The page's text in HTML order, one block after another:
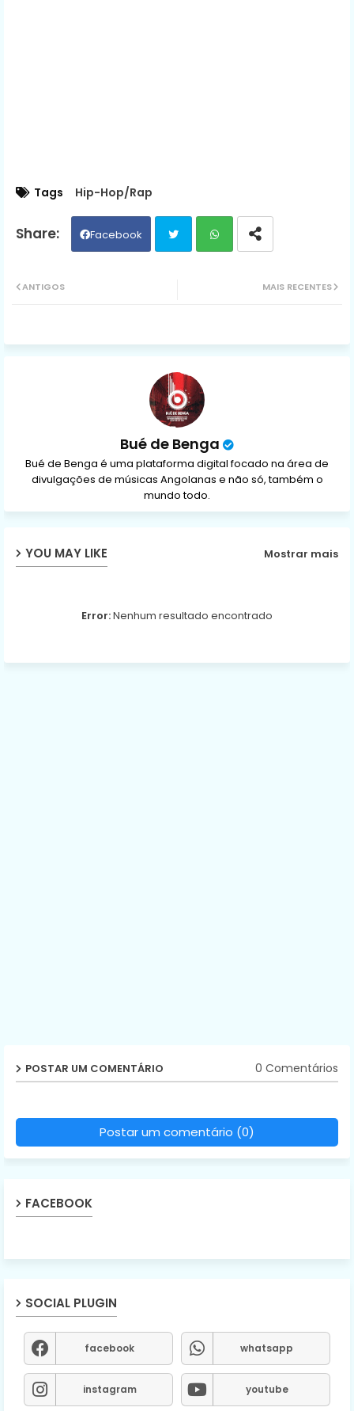
Tags Hip-Hop/Rap
Facebook
ap
MAIS RECENTES
ANTIGOS
Bué de Benga
Bué de Benga é uma plataforma digital focado na área de
divulgações de músicas Angolanas e não só, também o
mundo todo.
YOU MAY LIKE Mostrar mais
Error:Nenhum resultado encontrado
POSTAR UM COMENTÁRIO 0 Comentários
Postar um comentário (0)
FACEBOOK
SOCIAL PLUGIN
facebook whatsapp
instagram youtube